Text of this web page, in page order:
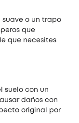
suave o un trapo
que
que necesites
suelo con un
daños con
original por